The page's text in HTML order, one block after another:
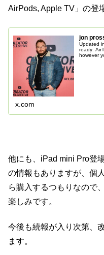
AirPods, Apple TV」の登
jon
Updated
ready:
however
x.com
他にも、iPad mini Pro登
の情報もありますが、個
ら購入するつもりなので
楽しみです。
今後も続報が入り次第、
ます。